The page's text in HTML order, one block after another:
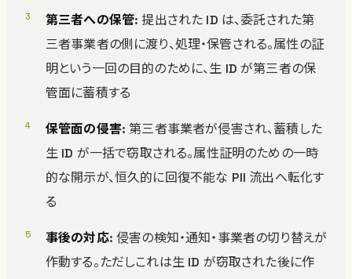
第三者への保管: 提出された ID は、委託された第
三者事業者の側に渡り、処理・保管される。属性の証
明という一回の目的のために、生 ID が第三者の保
管面に蓄積する
保管面の侵害: 第三者事業者が侵害され、蓄積した
生 ID が一括で窃取される。属性証明のための一時
的な開示が、恒久的に回復不能な PII 流出へ転化す
る
事後の対応: 侵害の検知・通知・事業者の切り替えが
作動する。ただしこれは生 ID が窃取された後に作